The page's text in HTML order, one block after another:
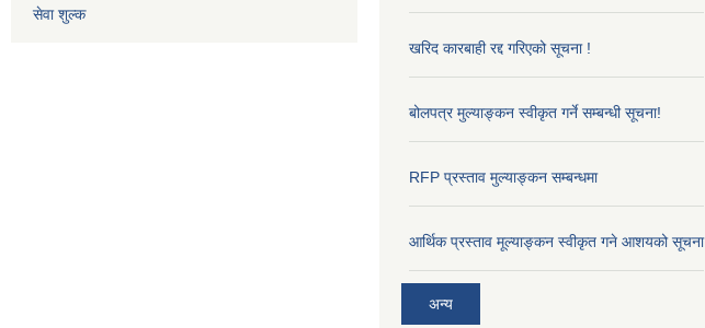
सेवा शुल्क
खरिद कारबाही रद्द गरिएको सूचना !
बोलपत्र मुल्याङ्कन स्वीकृत गर्ने सम्बन्धी सूचना!
RFP प्रस्ताव मुल्याङ्कन सम्बन्धमा
आर्थिक प्रस्ताव मूल्याङ्कन स्वीकृत गने आशयको सूचना
अन्य